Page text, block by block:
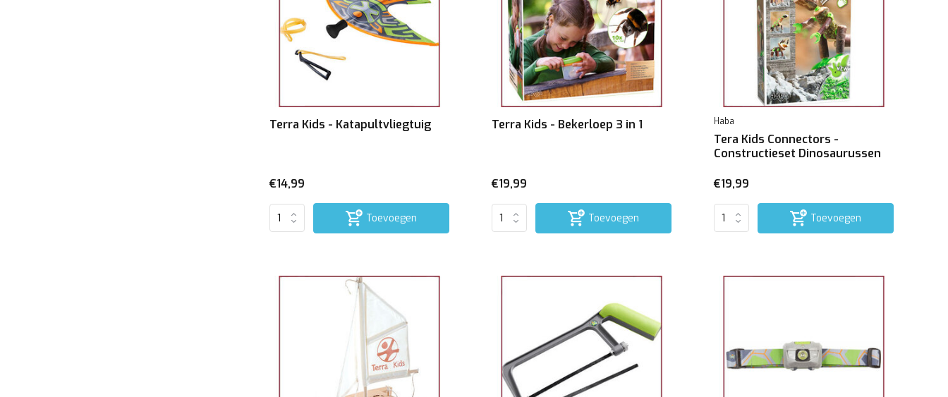
Terra Kids - Katapultvliegtuig
€14,99
Toevoegen
Terra Kids - Bekerloep 3 in 1
€19,99
Toevoegen
Haba
Tera Kids Connectors -
Constructieset Dinosaurussen
€19,99
Toevoegen